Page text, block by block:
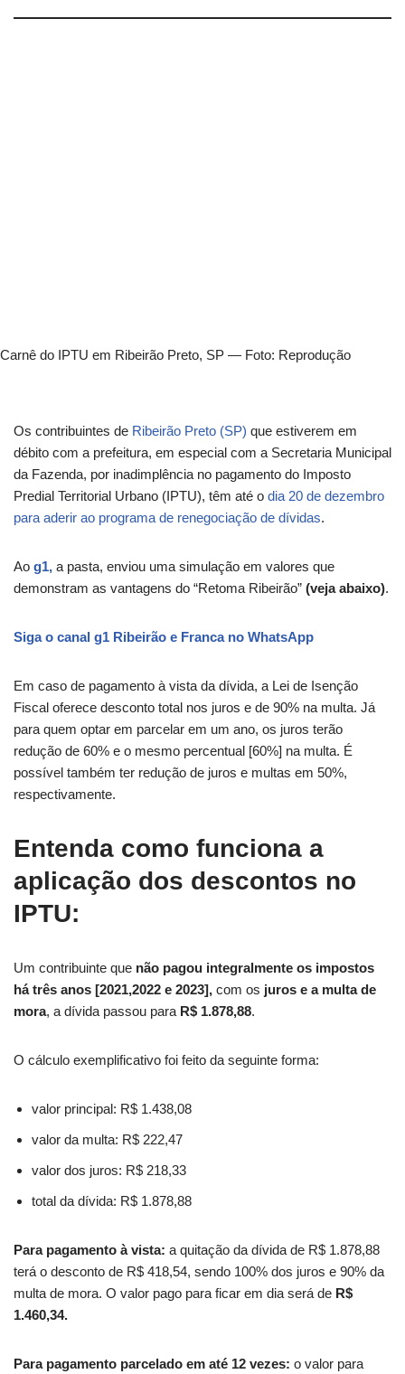
Carnê do IPTU em Ribeirão Preto, SP — Foto: Reprodução
Os contribuintes de Ribeirão Preto (SP) que estiverem em
débito com a prefeitura, em especial com a Secretaria Municipal
da Fazenda, por inadimplência no pagamento do Imposto
Predial Territorial Urbano (IPTU), têm até o dia 20 de dezembro
para aderir ao programa de renegociação de dívidas.
Ao g1, a pasta, enviou umasimulação em valores que
demonstram as vantagens do “Retoma Ribeirão” (veja abaixo).
Siga o canal g1 Ribeirão e Franca no WhatsApp
Em caso de pagamento à vista da dívida, a Lei de Isenção
Fiscal oferece desconto total nos juros e de 90% na multa. Já
para quem optar em parcelar em um ano, os juros terão
redução de 60% e o mesmo percentual [60%] na multa. É
possível também ter redução de juros e multas em 50%,
respectivamente.
Entenda como funciona a
aplicação dos descontos no
IPTU:
Um contribuinte que não pagou integralmente os impostos
há três anos [2021,2022 e 2023], com os juros e a multa de
mora, a dívida passou para R$ 1.878,88.
O cálculo exemplificativo foi feito da seguinte forma:
valor principal: R$ 1.438,08
valor da multa: R$ 222,47
valor dos juros: R$ 218,33
total da dívida: R$ 1.878,88
Para pagamento à vista: a quitação da dívida de R$ 1.878,88
terá o desconto de R$ 418,54, sendo 100% dos juros e 90% da
multa de mora. O valor pago para ficar em dia será de R$
1.460,34.
Para pagamento parcelado em até 12 vezes: o valor para